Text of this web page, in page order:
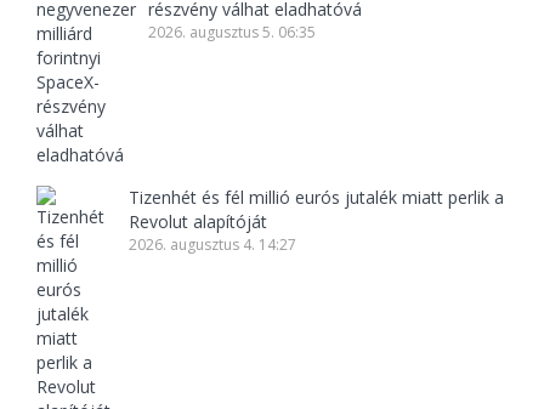
részvény válhat eladhatóvá
2026. augusztus 5. 06:35
Tizenhét és fél millió eurós jutalék miatt perlik a
Revolut alapítóját
2026. augusztus 4. 14:27